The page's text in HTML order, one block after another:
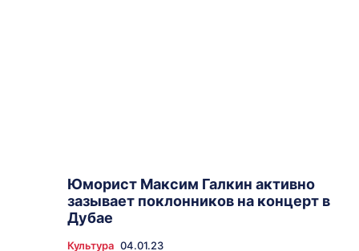
Юморист Максим Галкин активно
зазывает поклонников на концерт в
Дубае
Культура 04.01.23